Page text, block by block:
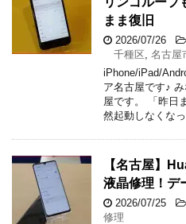
まま復旧
2026/07/26
千種区 名古屋
iPhone/iPad/
ア名古屋です♪
屋です。 「昨日
然起動しなくな
【名古屋】
液晶修理！デ
2026/07/25
修理